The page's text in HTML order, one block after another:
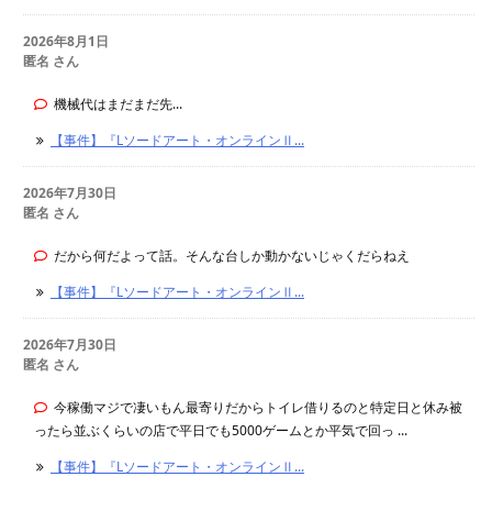
2026年8月1日
匿名 さん
機械代はまだまだ先...
【事件】『Lソードアート・オンラインⅡ...
2026年7月30日
匿名 さん
だから何だよって話。そんな台しか動かないじゃくだらねえ
【事件】『Lソードアート・オンラインⅡ...
2026年7月30日
匿名 さん
今稼働マジで凄いもん最寄りだからトイレ借りるのと特定日と休み被
ったら並ぶくらいの店で平日でも5000ゲームとか平気で回っ ...
【事件】『Lソードアート・オンラインⅡ...